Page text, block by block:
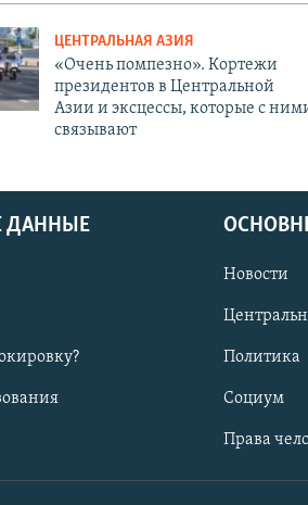
ЦЕНТРАЛЬНАЯ АЗИЯ
«Очень помпезно». Кортежи
президентов в Центральной
Азии и эксцессы, которые с
связывают
ДАННЫЕ
Новости
Политика
Социум
Права